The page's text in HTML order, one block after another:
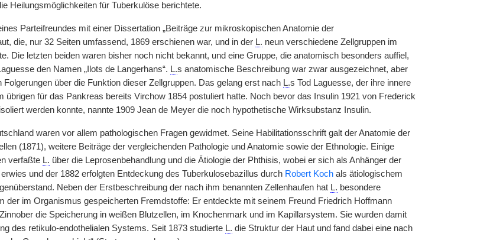
Heilungsmöglichkeiten für Tuberkulöse berichtete.
Parteifreundes mit einer Dissertation „Beiträge zur mikroskopischen Anatomie der
die, nur 32 Seiten umfassend, 1869 erschienen war, und in der L. neun verschiedene Zellgruppen im
Die letzten beiden waren bisher noch nicht bekannt, und eine Gruppe, die anatomisch besonders auffiel,
den Namen „Ilots de Langerhans“. L.s anatomische Beschreibung war zwar ausgezeichnet, aber
über die Funktion dieser Zellgruppen. Das gelang erst nach L.s Tod Laguesse, der ihre innere
übrigen für das Pankreas bereits Virchow 1854 postuliert hatte. Noch bevor das Insulin 1921 von Frederick
werden konnte, nannte 1909 Jean de Meyer die noch hypothetische Wirksubstanz Insulin.
waren vor allem pathologischen Fragen gewidmet. Seine Habilitationsschrift galt der Anatomie der
(1871), weitere Beiträge der vergleichenden Pathologie und Anatomie sowie der Ethnologie. Einige
verfaßte L. über die Leprosenbehandlung und die Ätiologie der Phthisis, wobei er sich als Anhänger der
und der 1882 erfolgten Entdeckung des Tuberkulosebazillus durch Robert Kochals ätiologischem
Neben der Erstbeschreibung der nach ihm benannten Zellenhaufen hat L. besondere
der im Organismus gespeicherten Fremdstoffe: Er entdeckte mit seinem Freund Friedrich Hoffmann
die Speicherung in weißen Blutzellen, im Knochenmark und im Kapillarsystem. Sie wurden damit
des retikulo-endothelialen Systems. Seit 1873 studierte L. die Struktur der Haut und fand dabei eine nach